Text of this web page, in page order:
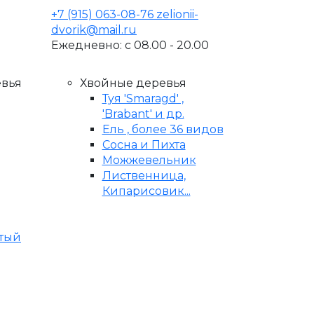
+7 (915) 063-08-76 zelionii-
dvorik@mail.ru
Ежедневно: с 08.00 - 20.00
Хвойные деревья
Туя 'Smaragd' ,
'Brabant' и др.
Ель , более 36 видов
Сосна и Пихта
Можжевельник
Лиственница,
Кипарисовик...